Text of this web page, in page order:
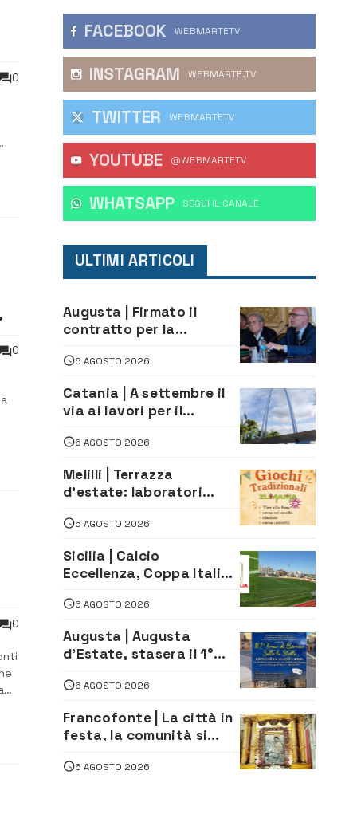
0
0
0
FACEBOOK WEBMARTETV
INSTAGRAM WEBMARTE.TV
TWITTER WEBMARTETV
YOUTUBE @WEBMARTETV
WHATSAPP ‎SEGUI IL CANALE
ULTIMI ARTICOLI
Augusta | Firmato il
contratto per la
depuratore delle acque
6 AGOSTO 2026
Catania | A settembre il
via ai lavori per il
sud del porto
6 AGOSTO 2026
Melilli | Terrazza
d’estate: laboratori
styling e giochi
tradizionali di Zuimama,
ecco come iscriversi
6 AGOSTO 2026
Sicilia | Calcio
Eccellenza, Coppa Italia:
andata
6 AGOSTO 2026
Augusta | Augusta
d’Estate, stasera il 1°
le Stelle: piazza
D’Astorga già sold out
6 AGOSTO 2026
Francofonte | La città in
festa, la comunità si
della Neve tra fede e
6 AGOSTO 2026